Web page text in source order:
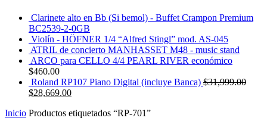
Clarinete alto en Bb (Si bemol) - Buffet Crampon Premium
BC2539-2-0GB
Violín - HÖFNER 1/4 “Alfred Stingl” mod. AS-045
ATRIL de concierto MANHASSET M48 - music stand
ARCO para CELLO 4/4 PEARL RIVER económico
$460.00
Roland RP107 Piano Digital (incluye Banca) $31,999.00
$28,669.00
Inicio Productos etiquetados “RP-701”